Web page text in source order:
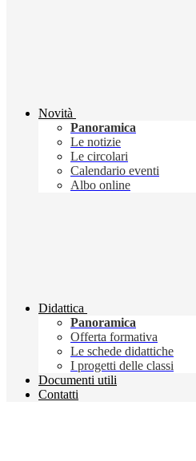
Novità
Panoramica
Le notizie
Le circolari
Calendario eventi
Albo online
Didattica
Panoramica
Offerta formativa
Le schede didattiche
I progetti delle classi
Documenti utili
Contatti